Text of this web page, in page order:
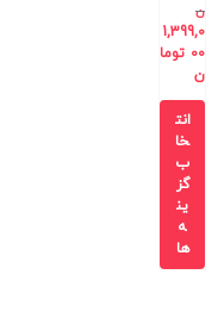
ن
1,399,0
00 توما
ن
انت
خا
ب
گز
ین
ه
ها